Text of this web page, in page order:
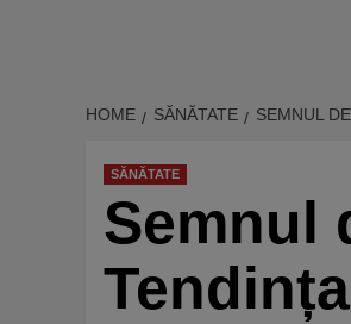
HOME SĂNĂTATE SEMNUL
SĂNĂTATE
Semnul